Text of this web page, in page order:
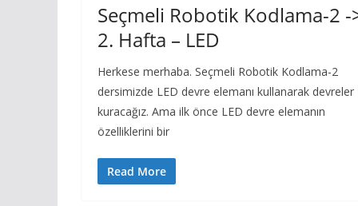
Seçmeli Robotik Kodlama-2 -
2. Hafta – LED
Herkese merhaba. Seçmeli Robotik Kodlama-2
dersimizde LED devre elemanı kullanarak devreler
kuracağız. Ama ilk önce LED devre elemanın
özelliklerini bir
Read More